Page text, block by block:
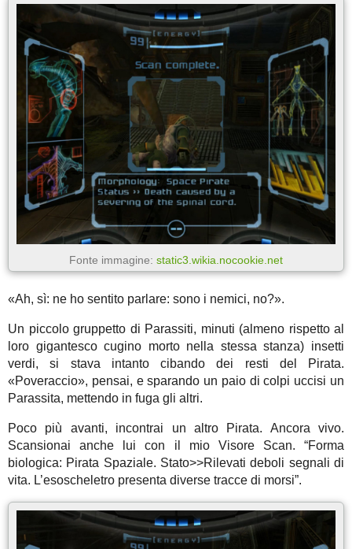
Fonte immagine: static3.wikia.nocookie.net
«Ah, sì: ne ho sentito parlare: sono i nemici, no?».
Un piccolo gruppetto di Parassiti, minuti (almeno rispetto al
loro gigantesco cugino morto nella stessa stanza) insetti
verdi, si stava intanto cibando dei resti del Pirata.
«Poveraccio», pensai, e sparando un paio di colpi uccisi un
Parassita, mettendo in fuga gli altri.
Poco più avanti, incontrai un altro Pirata. Ancora vivo.
Scansionai anche lui con il mio Visore Scan. “Forma
biologica: Pirata Spaziale. Stato>>Rilevati deboli segnali di
vita. L’esoscheletro presenta diverse tracce di morsi”.